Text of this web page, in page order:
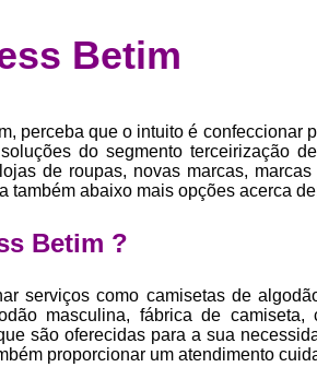
Betim
perceba que o intuito é confeccionar
do segmento terceirização
de roupas, novas marcas,
também abaixo mais opções acerca
Betim ?
serviços como camisetas de
masculina, fábrica de camiseta,
são oferecidas para a sua
proporcionar um atendimento